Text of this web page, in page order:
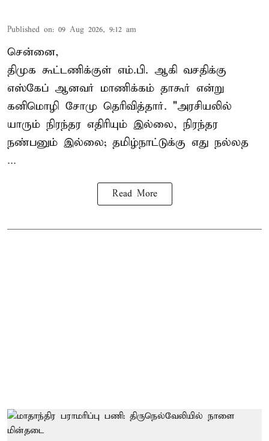
Published on: 09 Aug 2026, 9:12 am
சென்னை,
திமுக கூட்டணிக்குள் எம்.பி. ஆகி வசதிக்கு
எஸ்கேப் ஆனவர் மாணிக்கம் தாகூர் என்று
கனிமொழி சோமு தெரிவித்தார். "அரசியலில்
யாரும் நிரந்தர எதிரியும் இல்லை, நிரந்தர
நண்பனும் இல்லை; தமிழ்நாட்டுக்கு எது நல்லத
...
Read More